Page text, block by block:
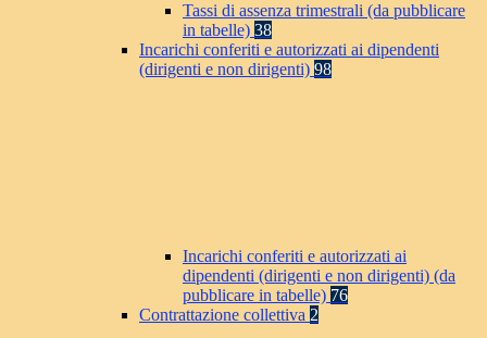
Tassi di assenza trimestrali (da pubblicare
in tabelle) 38
Incarichi conferiti e autorizzati ai dipendenti
(dirigenti e non dirigenti) 98
Incarichi conferiti e autorizzati ai
dipendenti (dirigenti e non dirigenti) (da
pubblicare in tabelle) 76
Contrattazione collettiva 2